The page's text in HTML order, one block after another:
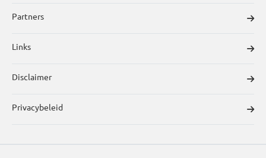
Partners
Links
Disclaimer
Privacybeleid